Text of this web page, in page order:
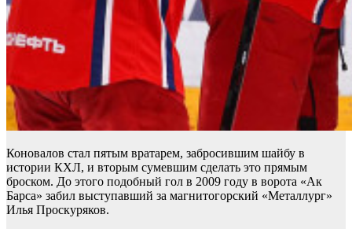
Коновалов стал пятым вратарем, забросившим шайбу в
истории КХЛ, и вторым сумевшим сделать это прямым
броском. До этого подобный гол в 2009 году в ворота «Ак
Барса» забил выступавший за магнитогорский «Металлург»
Илья Проскуряков.